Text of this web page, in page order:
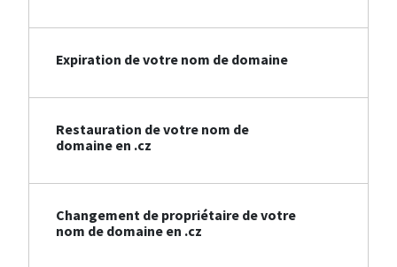
Expiration de votre nom de domaine
Restauration de votre nom de
domaine en .cz
Changement de propriétaire de votre
nom de domaine en .cz